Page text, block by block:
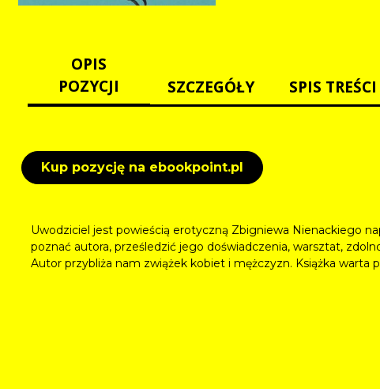
OPIS
POZYCJI
SZCZEGÓŁY SPIS TREŚCI
Kup pozycję na ebookpoint.pl
Uwodziciel jest powieścią erotyczną Zbigniewa Nienackiego
poznać autora, prześledzić jego doświadczenia, warsztat,
Autor przybliża nam zwiążek kobiet i mężczyzn. Książka warta